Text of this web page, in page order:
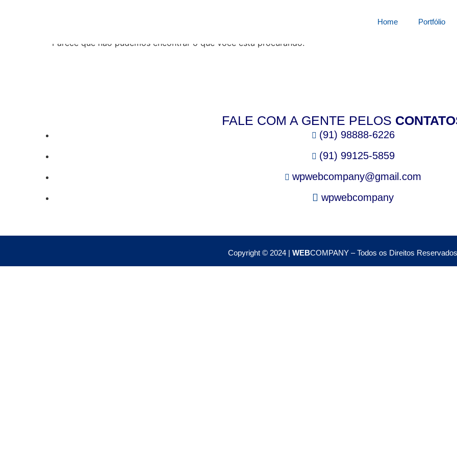
Home Portfólio
Parece que não pudemos encontrar o que você está procurando.
FALE COM A GENTE PELOS
(91) 98888-6226
(91) 99125-5859
wpwebcompany@gmail.com
wpwebcompany
Copyright © 2024 | WEBCOMPANY – Todos os Direitos Reservados